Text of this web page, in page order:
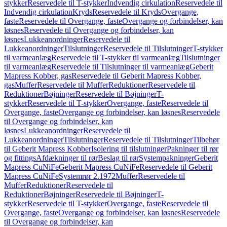
stykkerReservedele til T-stykkerIndvendig cirkulationReservedele til
Indvendig cirkulationKrydsReservedele til KrydsOvergange,
fasteReservedele til Overgange, fasteOvergange og forbindelser, kan
løsnesReservedele til Overgange og forbindelser, kan
løsnesLukkeanordningerReservedele til
LukkeanordningerTilslutningerReservedele til TilslutningerT-stykker
til varmeanlægReservedele til T-stykker til varmeanlægTilslutninger
til varmeanlægReservedele til Tilslutninger til varmeanlægGeberit
Mapress Kobber, gasReservedele til Geberit Mapress Kobber,
gasMufferReservedele til MufferReduktionerReservedele til
ReduktionerBøjningerReservedele til BøjningerT-
stykkerReservedele til T-stykkerOvergange, fasteReservedele til
Overgange, fasteOvergange og forbindelser, kan løsnesReservedele
til Overgange og forbindelser, kan
løsnesLukkeanordningerReservedele til
LukkeanordningerTilslutningerReservedele til TilslutningerTilbehør
til Geberit Mapress KobberIsolering til tilslutningerPakninger til rør
og fittingsAfdækninger til rørBeslag til rørSystempakningerGeberit
Mapress CuNiFeGeberit Mapress CuNiFeReservedele til Geberit
Mapress CuNiFeSystemrør 2.1972MufferReservedele til
MufferReduktionerReservedele til
ReduktionerBøjningerReservedele til BøjningerT-
stykkerReservedele til T-stykkerOvergange, fasteReservedele til
Overgange, fasteOvergange og forbindelser, kan løsnesReservedele
til Overgange og forbindelser, kan